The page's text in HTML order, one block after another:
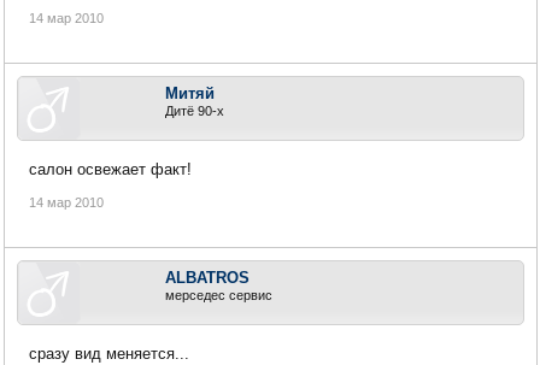
14 мар 2010
Митяй
Дитё 90-х
салон освежает факт!
14 мар 2010
ALBATROS
мерседес сервис
сразу вид меняется...